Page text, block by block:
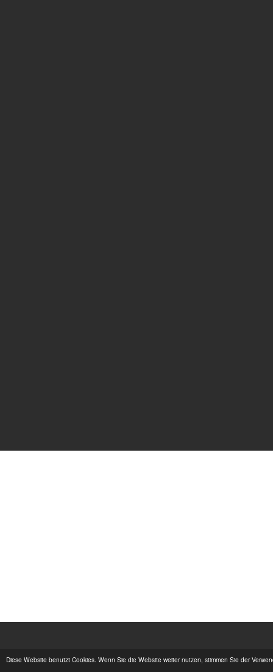
Diese Website benutzt Cookies. Wenn Sie die Website weiter nutzen, stimmen Sie der